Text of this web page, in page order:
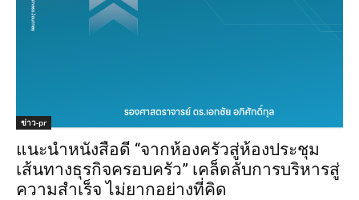
ข่าว-pr
แนะนำหนังสือดี “จากห้องครัวสู่ห้องประชุม
เส้นทางธุรกิจครอบครัว” เคล็ดลับการบริหารสู่
ความสำเร็จ ไม่ยากอย่างที่คิด